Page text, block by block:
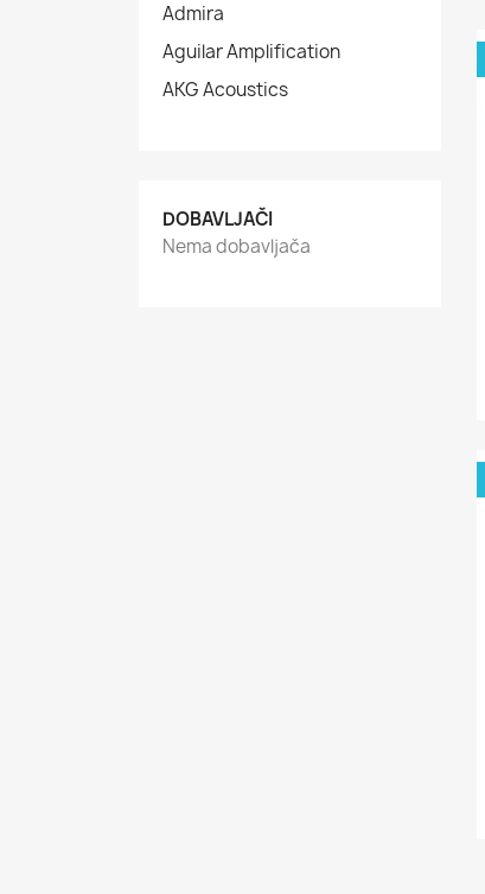
Admira
Aguilar Amplification
AKG Acoustics
DOBAVLJAČI
Nema dobavljača